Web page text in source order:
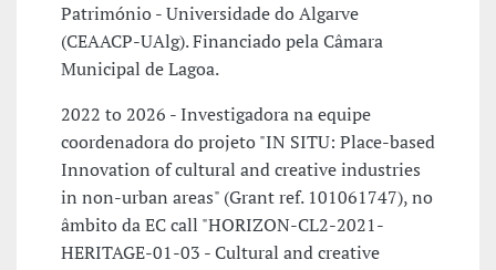
Património - Universidade do Algarve
(CEAACP-UAlg). Financiado pela Câmara
Municipal de Lagoa.
2022 to 2026 - Investigadora na equipe
coordenadora do projeto "IN SITU: Place-based
Innovation of cultural and creative industries
in non-urban areas" (Grant ref. 101061747), no
âmbito da EC call "HORIZON-CL2-2021-
HERITAGE-01-03 - Cultural and creative